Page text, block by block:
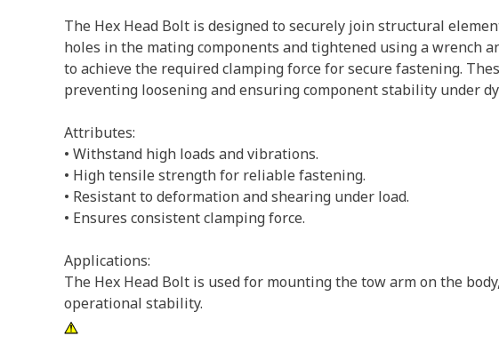
The Hex Head Bolt is designed to securely join structural
holes in the mating components and tightened using a wrench
to achieve the required clamping force for secure fastening.
preventing loosening and ensuring component stability under
Attributes:
• Withstand high loads and vibrations.
• High tensile strength for reliable fastening.
• Resistant to deformation and shearing under load.
• Ensures consistent clamping force.
Applications:
The Hex Head Bolt is used for mounting the tow arm on the
operational stability.